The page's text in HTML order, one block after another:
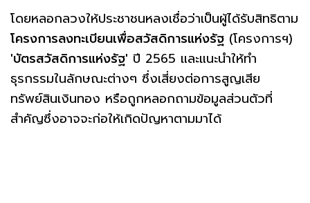
โดยหลอกลวงให้ประชาชนหลงเชื่อว่าเป็นผู้ได้รับสิทธิตาม
โครงการลงทะเบียนเพื่อสวัสดิการแห่งรัฐ (โครงการฯ)
'บัตรสวัสดิการแห่งรัฐ' ปี 2565 และแนะนำให้ทำ
ธุรกรรมในลักษณะต่างๆ ซึ่งเสี่ยงต่อการสูญเสีย
ทรัพย์สินเงินทอง หรือถูกหลอกถามข้อมูลส่วนตัวที่
สำคัญซึ่งอาจจะก่อให้เกิดปัญหาตามมาได้